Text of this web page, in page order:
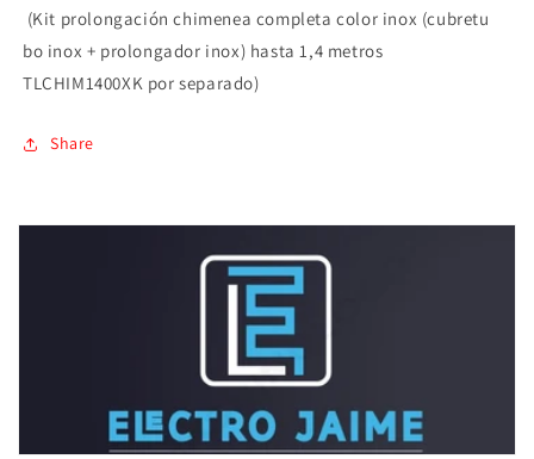
(Kit prolongación chimenea completa color inox (cubretu
bo inox + prolongador inox) hasta 1,4 metros
TLCHIM1400XK por separado)
Share